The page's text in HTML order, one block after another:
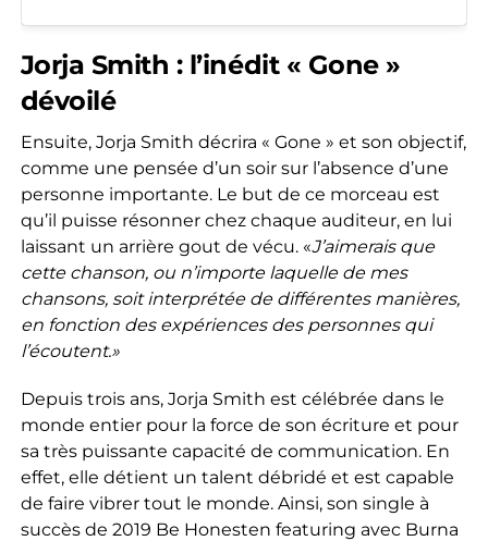
Jorja Smith : l’inédit « Gone »
dévoilé
Ensuite, Jorja Smith décrira « Gone » et son objectif,
comme une pensée d’un soir sur l’absence d’une
personne importante. Le but de ce morceau est
qu’il puisse résonner chez chaque auditeur, en lui
laissant un arrière gout de vécu. «J’aimerais que
cette chanson, ou n’importe laquelle de mes
chansons, soit interprétée de différentes manières,
en fonction des expériences des personnes qui
l’écoutent.»
Depuis trois ans, Jorja Smith est célébrée dans le
monde entier pour la force de son écriture et pour
sa très puissante capacité de communication. En
effet, elle détient un talent débridé et est capable
de faire vibrer tout le monde. Ainsi, son single à
succès de 2019 Be Honesten featuring avec Burna